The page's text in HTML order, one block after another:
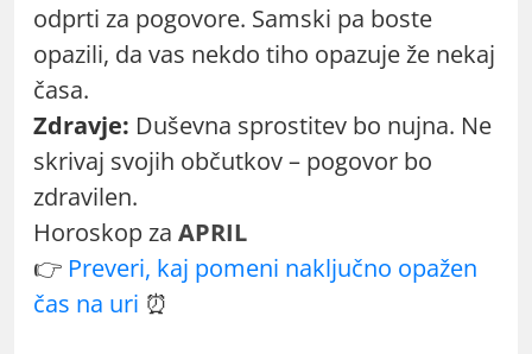
odprti za pogovore. Samski pa boste
opazili, da vas nekdo tiho opazuje že nekaj
časa.
Zdravje: Duševna sprostitev bo nujna. Ne
skrivaj svojih občutkov – pogovor bo
zdravilen.
Horoskop za APRIL
👉 Preveri, kaj pomeni naključno opažen
čas na uri ⏰